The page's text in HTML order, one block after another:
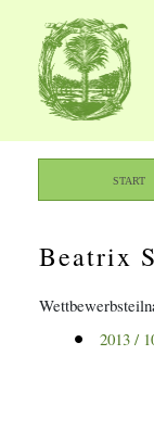
Start
Beatrix
2013 /